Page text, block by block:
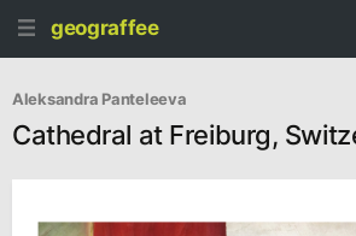
geograffee
Aleksandra Panteleeva
Cathedral at Freiburg,